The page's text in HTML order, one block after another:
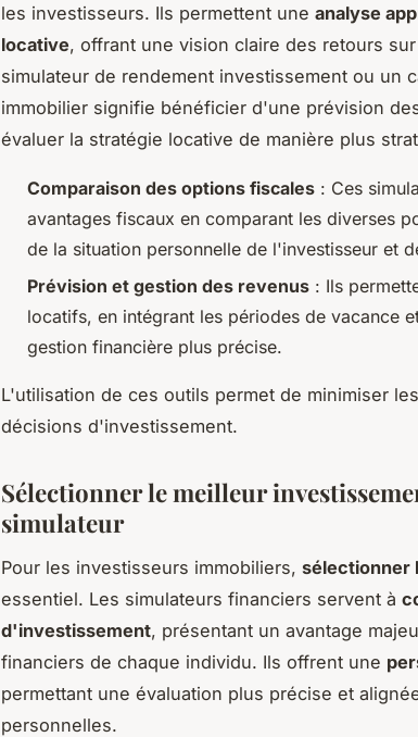
les investisseurs. Ils permettent une analyse
locative, offrant une vision claire des retours
simulateur de rendement investissement ou un
immobilier signifie bénéficier d'une prévision
évaluer la stratégie locative de manière plus
Comparaison des options fiscales : Ces
avantages fiscaux en comparant les diverses
de la situation personnelle de l'investisseur et
Prévision et gestion des revenus : Ils
locatifs, en intégrant les périodes de vacance
gestion financière plus précise.
L'utilisation de ces outils permet de minimiser
décisions d'investissement.
Sélectionner le meilleur
simulateur
Pour les investisseurs immobiliers, sélectionner
essentiel. Les simulateurs financiers servent à
d'investissement, présentant un avantage
financiers de chaque individu. Ils offrent une
permettant une évaluation plus précise et
personnelles.